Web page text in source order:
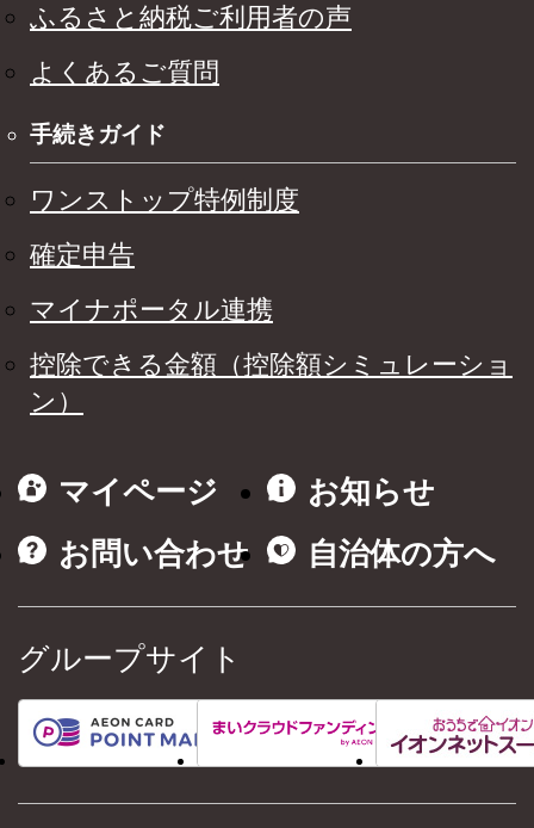
ふるさと納税ご利用者の声
よくあるご質問
手続きガイド
ワンストップ特例制度
確定申告
マイナポータル連携
控除できる金額（控除額シミュレーショ
ン）
マイページ
お知らせ
お問い合わせ
自治体の方へ
グループサイト